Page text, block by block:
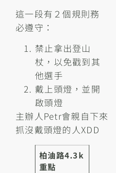
這一段有２個規則務
必遵守：
禁止拿出登山
杖，以免戳到其
他選手
戴上頭燈，並開
啟頭燈
主辦人Petr會親自下來
抓沒戴頭燈的人XDD
柏油路4.3k
重點